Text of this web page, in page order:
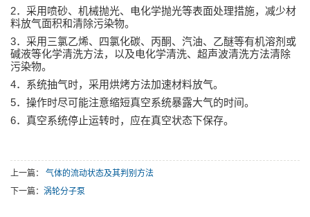
2．采用喷砂、机械抛光、电化学抛光等表面处理措施，减少材
料放气面积和清除污染物。
3．采用三氯乙烯、四氯化碳、丙酮、汽油、乙醚等有机溶剂或
碱液等化学清洗方法，以及电化学清洗、超声波清洗方法清除
污染物。
4．系统抽气时，采用烘烤方法加速材料放气。
5．操作时尽可能注意缩短真空系统暴露大气的时间。
6．真空系统停止运转时，应在真空状态下保存。
上一篇： 气体的流动状态及其判别方法
下一篇： 涡轮分子泵